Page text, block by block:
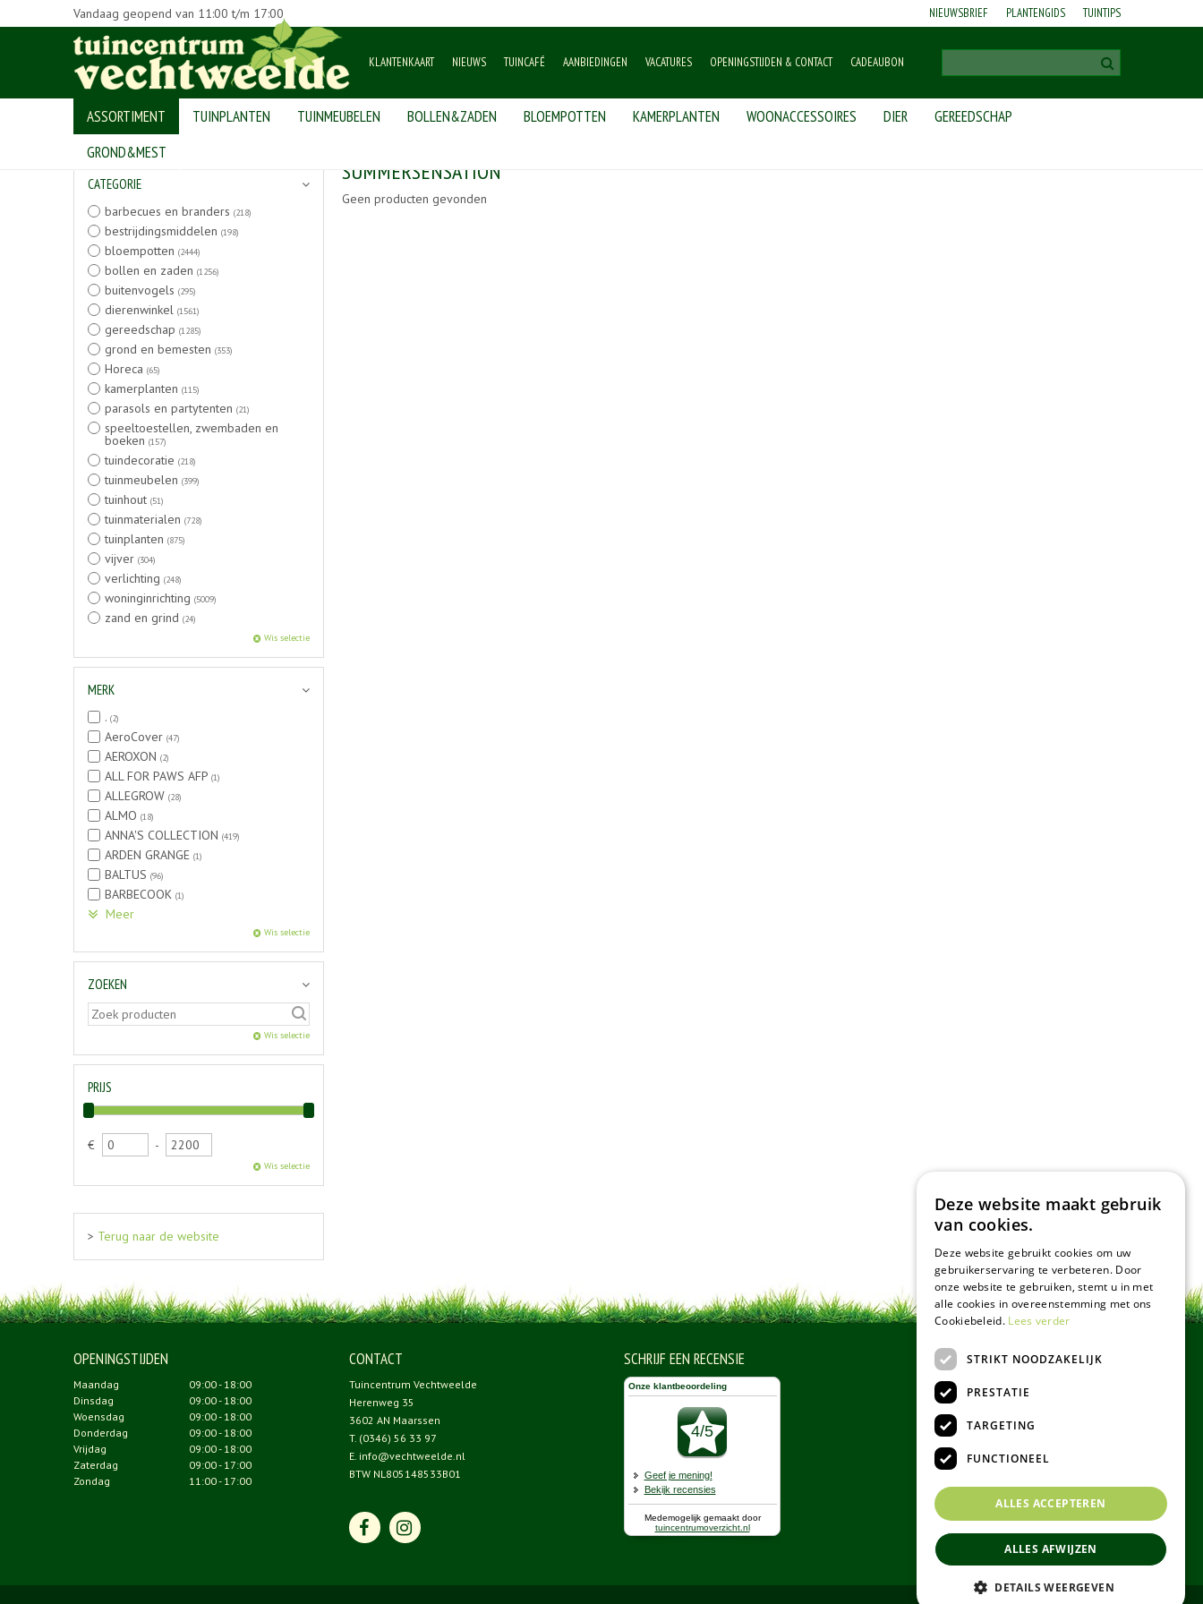
Home > Producten
Vandaag geopend van 11:00 t/m 17:00 NIEUWSBRIEF PLANTENGIDS TUINTIPS
KLANTENKAART NIEUWS TUINCAFÉ AANBIEDINGEN VACATURES OPENINGSTIJDEN & CONTACT CADEAUBON
ASSORTIMENT TUINPLANTEN TUINMEUBELEN BOLLEN&ZADEN BLOEMPOTTEN KAMERPLANTEN WOONACCESSOIRES DIER
GEREEDSCHAP
GROND&MEST
SUMMERSENSATION
Geen producten gevonden
CATEGORIE
barbecues en branders (218)
bestrijdingsmiddelen (198)
bloempotten (2444)
bollen en zaden (1256)
buitenvogels (295)
dierenwinkel (1561)
gereedschap (1285)
grond en bemesten (353)
Horeca (65)
kamerplanten (115)
parasols en partytenten (21)
speeltoestellen, zwembaden en
boeken (157)
tuindecoratie (218)
tuinmeubelen (399)
tuinhout (51)
tuinmaterialen (728)
tuinplanten (875)
vijver (304)
verlichting (248)
woninginrichting (5009)
zand en grind (24)
Wis selectie
MERK
. (2)
AeroCover (47)
AEROXON (2)
ALL FOR PAWS AFP (1)
ALLEGROW (28)
ALMO (18)
ANNA'S COLLECTION (419)
ARDEN GRANGE (1)
BALTUS (96)
BARBECOOK (1)
Meer
Wis selectie
ZOEKEN
Wis selectie
PRIJS
€ -
Wis selectie
> Terug naar de website
OPENINGSTIJDEN
Maandag
09:00 - 18:00
Dinsdag
09:00 - 18:00
Woensdag
09:00 - 18:00
Donderdag
09:00 - 18:00
Vrijdag
09:00 - 18:00
Zaterdag
09:00 - 17:00
Zondag
11:00 - 17:00
CONTACT
Tuincentrum Vechtweelde
Herenweg 35
3602 AN Maarssen
T. (0346) 56 33 97
E. info@vechtweelde.nl
BTW NL805148533B01
SCHRIJF EEN RECENSIE
Deze website maakt gebruik
van cookies.
Deze website gebruikt cookies om uw
gebruikerservaring te verbeteren. Door
onze website te gebruiken, stemt u in met
alle cookies in overeenstemming met ons
Cookiebeleid. Lees verder
STRIKT NOODZAKELIJK
PRESTATIE
TARGETING
FUNCTIONEEL
ALLES ACCEPTEREN
ALLES AFWIJZEN
DETAILS WEERGEVEN